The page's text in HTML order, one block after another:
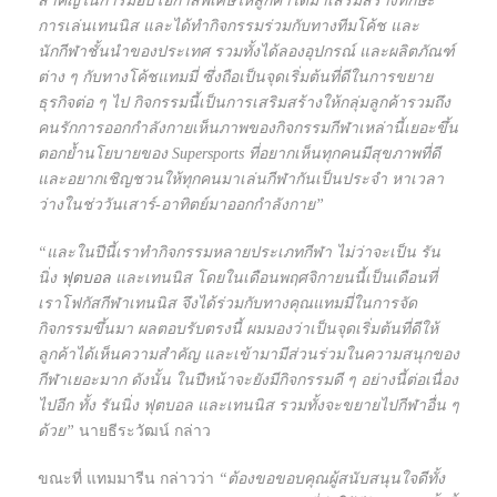
การเล่นเทนนิส และได้ทำกิจกรรมร่วมกับทางทีมโค้ช และ
นักกีฬาชั้นนำของประเทศ รวมทั้งได้ลองอุปกรณ์ และผลิตภัณฑ์
ต่าง ๆ กับทางโค้ชแทมมี่ ซึ่งถือเป็นจุดเริ่มต้นที่ดีในการขยาย
ธุรกิจต่อ ๆ ไป กิจกรรมนี้เป็นการเสริมสร้างให้กลุ่มลูกค้ารวมถึง
คนรักการออกกำลังกายเห็นภาพของกิจกรรมกีฬาเหล่านี้เยอะขึ้น
ตอกย้ำนโยบายของ Supersports ที่อยากเห็นทุกคนมีสุขภาพที่ดี
และอยากเชิญชวนให้ทุกคนมาเล่นกีฬากันเป็นประจำ หาเวลา
ว่างในช่ววันเสาร์-อาทิตย์มาออกกำลังกาย”
“และในปีนี้เราทำกิจกรรมหลายประเภทกีฬา ไม่ว่าจะเป็น รัน
นิ่ง ฟุตบอล และเทนนิส โดยในเดือนพฤศจิกายนนี้เป็นเดือนที่
เราโฟกัสกีฬาเทนนิส จึงได้ร่วมกับทางคุณแทมมี่ในการจัด
กิจกรรมขึ้นมา ผลตอบรับตรงนี้ ผมมองว่าเป็นจุดเริ่มต้นที่ดีให้
ลูกค้าได้เห็นความสำคัญ และเข้ามามีส่วนร่วมในความสนุกของ
กีฬาเยอะมาก ดังนั้น ในปีหน้าจะยังมีกิจกรรมดี ๆ อย่างนี้ต่อเนื่อง
ไปอีก ทั้ง รันนิ่ง ฟุตบอล และเทนนิส รวมทั้งจะขยายไปกีฬาอื่น ๆ
ด้วย” นายธีระวัฒน์ กล่าว
ขณะที่ แทมมารีน กล่าวว่า “ต้องขอขอบคุณผู้สนับสนุนใจดีทั้ง